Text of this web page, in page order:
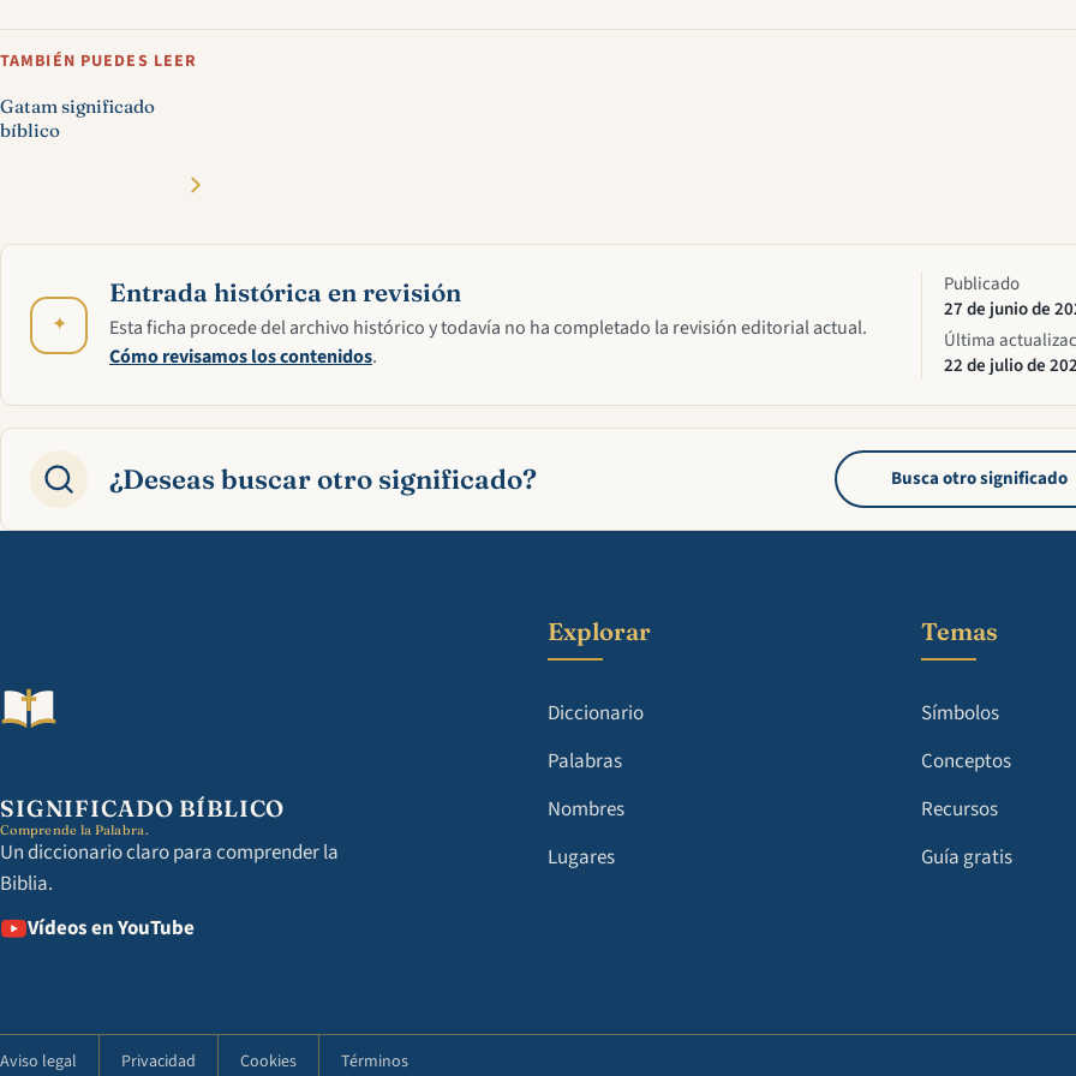
TAMBIÉN PUEDES LEER
Gatam significado
bíblico
✦
Entrada histórica en revisión
Esta ficha procede del archivo histórico y todavía no ha completado la revisión editorial actual.
Cómo revisamos los contenidos.
Publicado
27 de junio de
Última
22 de julio de
¿Deseas buscar otro significado? Busca otro significado
SIGNIFICADO BÍBLICO
Comprende la Palabra.
Un diccionario claro para comprender la
Biblia.
Vídeos en YouTube
Explorar
Diccionario
Palabras
Nombres
Lugares
Temas
Símbolos
Conceptos
Recursos
Guía gratis
Aviso legal Privacidad Cookies Términos